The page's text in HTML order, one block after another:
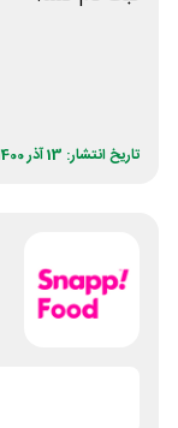
تاریخ انتشار: 13 آذر 1400